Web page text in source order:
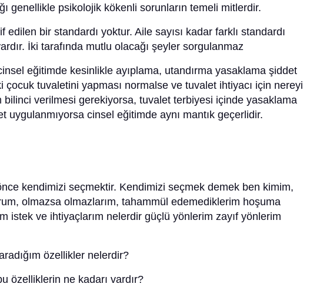
genellikle psikolojik kökenli sorunların temeli mitlerdir.
edilen bir standardı yoktur. Aile sayısı kadar farklı standardı
İki tarafında mutlu olacağı şeyler sorgulanmaz
eğitimde kesinlikle ayıplama, utandırma yasaklama şiddet
çocuk tuvaletini yapması normalse ve tuvalet ihtiyacı için nereyi
bilinci verilmesi gerekiyorsa, tuvalet terbiyesi içinde yasaklama
uygulanmıyorsa cinsel eğitimde aynı mantık geçerlidir.
kendimizi seçmektir. Kendimizi seçmek demek ben kimim,
olmazsa olmazlarım, tahammül edemediklerim hoşuma
istek ve ihtiyaçlarım nelerdir güçlü yönlerim zayıf yönlerim
özellikler nelerdir?
özelliklerin ne kadarı vardır?